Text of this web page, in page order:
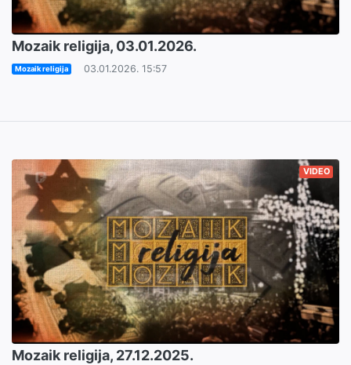
Mozaik religija, 03.01.2026.
Mozaik religija 03.01.2026. 15:57
VIDEO
Mozaik religija, 27.12.2025.